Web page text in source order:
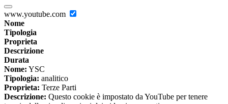
www.youtube.com
Nome
Tipologia
Proprieta
Descrizione
Durata
Nome: YSC
Tipologia: analitico
Proprieta: Terze Parti
Descrizione: Questo cookie è impostato da YouTube per tenere